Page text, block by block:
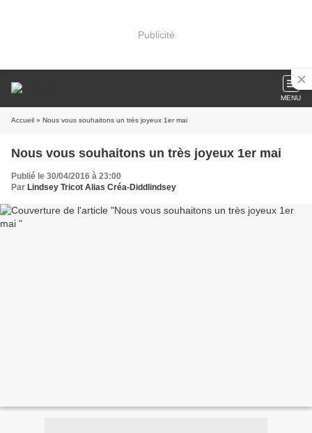
Publicité
MENU
Accueil » Nous vous souhaitons un très joyeux 1er mai
Nous vous souhaitons un très joyeux 1er mai
Publié le 30/04/2016 à 23:00
Par Lindsey Tricot Alias Créa-Diddlindsey